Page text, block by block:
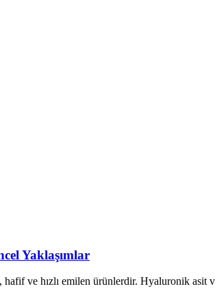
Yaklaşımlar
ve hızlı emilen ürünlerdir. Hyaluronik asit